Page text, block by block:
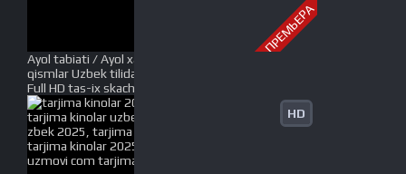
ПРЕМЬЕРА
Ayol tabiati / Ayol xarakteri Xitoy seriali Barcha
qismlar Uzbek tilida 2023 O'zbekcha tarjima serial
Full HD tas-ix skachat
HD